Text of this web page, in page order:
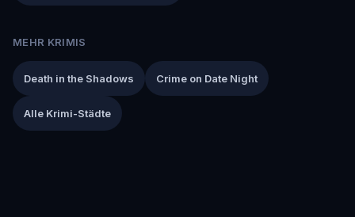
MEHR KRIMIS
Death in the Shadows Crime on Date Night
Alle Krimi-Städte